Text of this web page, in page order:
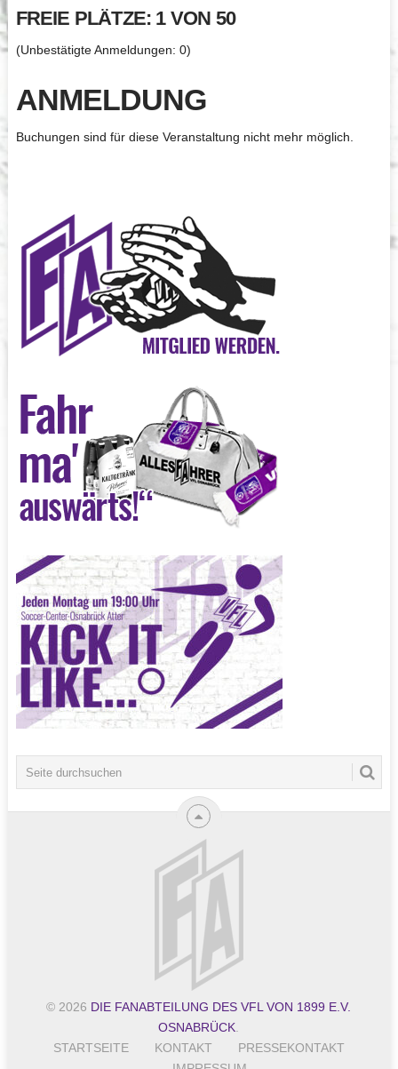
FREIE PLÄTZE: 1 VON 50
(Unbestätigte Anmeldungen: 0)
ANMELDUNG
Buchungen sind für diese Veranstaltung nicht mehr möglich.
© 2026 DIE FANABTEILUNG DES VFL VON 1899 E.V.
OSNABRÜCK.
STARTSEITE
KONTAKT
PRESSEKONTAKT